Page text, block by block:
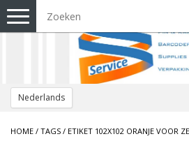
Nederlands
Toggle
navigation
HOME / TAGS / ETIKET 102X102 ORANJE VOOR